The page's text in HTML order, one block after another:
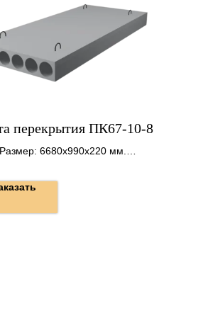
перекрытия ПК67-10-8
Размер: 6680х990х220 мм.